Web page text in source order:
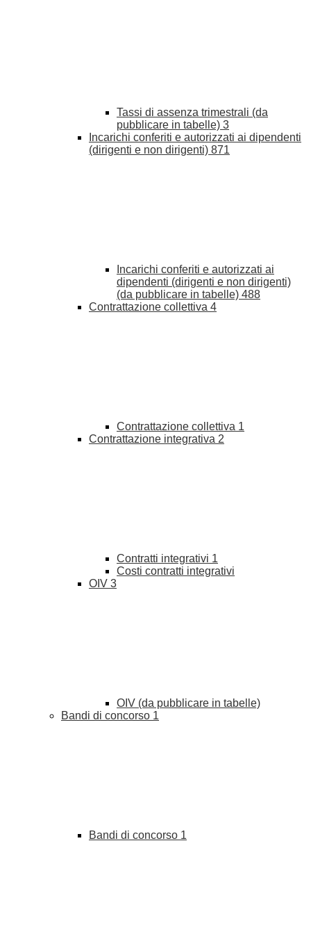
Tassi di assenza trimestrali (da
pubblicare in tabelle) 3
Incarichi conferiti e autorizzati ai dipendenti
(dirigenti e non dirigenti) 871
Incarichi conferiti e autorizzati ai
dipendenti (dirigenti e non dirigenti)
(da pubblicare in tabelle) 488
Contrattazione collettiva 4
Contrattazione collettiva 1
Contrattazione integrativa 2
Contratti integrativi 1
Costi contratti integrativi
OIV 3
OIV (da pubblicare in tabelle)
Bandi di concorso 1
Bandi di concorso 1